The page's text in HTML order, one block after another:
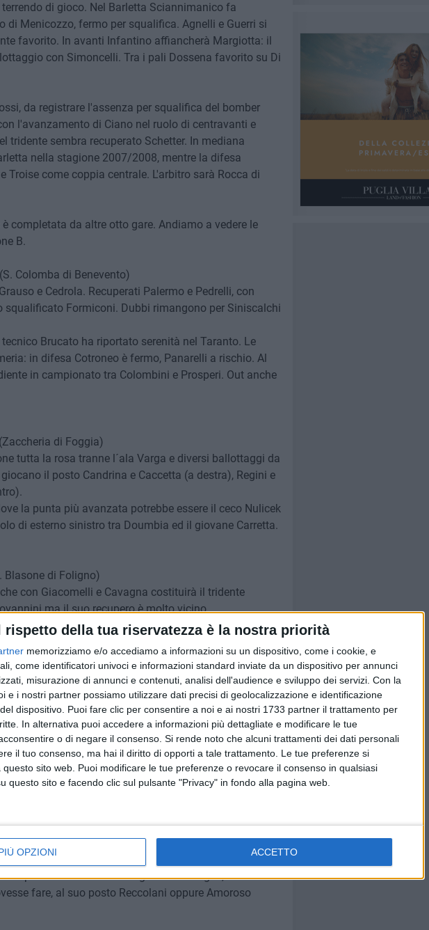
rispetto della tua riservatezza è la nostra priorità
memorizziamo e/o accediamo a informazioni su un dispositivo, come i cookie, e
come identificatori univoci e informazioni standard inviate da un dispositivo per annunci
misurazione di annunci e contenuti, analisi dell'audience e sviluppo dei servizi. Con la
e i nostri partner possiamo utilizzare dati precisi di geolocalizzazione e identificazione
dispositivo. Puoi fare clic per consentire a noi e ai nostri 1733 partner il trattamento per
In alternativa puoi accedere a informazioni più dettagliate e modificare le tue
o di negare il consenso. Si rende noto che alcuni trattamenti dei dati personali
il tuo consenso, ma hai il diritto di opporti a tale trattamento. Le tue preferenze si
sito web. Puoi modificare le tue preferenze o revocare il consenso in qualsiasi
questo sito e facendo clic sul pulsante "Privacy" in fondo alla pagina web.
OPZIONI ACCETTO
di gioco. Nel Barletta Sciannimanico fa
Menicozzo, fermo per squalifica. Agnelli e Guerri si
favorito. In avanti Infantino affiancherà Margiotta: il
con Simoncelli. Tra i pali Dossena favorito su Di
da registrare l'assenza per squalifica del bomber
l'avanzamento di Ciano nel ruolo di centravanti e
tridente sembra recuperato Schetter. In mediana
nella stagione 2007/2008, mentre la difesa
Troise come coppia centrale. L'arbitro sarà Rocca di
completata da altre otto gare. Andiamo a vedere le
B.
Colomba di Benevento)
e Cedrola. Recuperati Palermo e Pedrelli, con
Formiconi. Dubbi rimangono per Siniscalchi
Brucato ha riportato serenità nel Taranto. Le
in difesa Cotroneo è fermo, Panarelli a rischio. Al
in campionato tra Colombini e Prosperi. Out anche
di Foggia)
tutta la rosa tranne l´ala Varga e diversi ballottaggi da
il posto Candrina e Caccetta (a destra), Regini e
la punta più avanzata potrebbe essere il ceco Nulicek
di esterno sinistro tra Doumbia ed il giovane Carretta.
Blasone di Foligno)
con Giacomelli e Cavagna costituirà il tridente
ma il suo recupero è molto vicino.
Capocchiano e Arigò. Nulla da fare, invece, per
di Castellammare di Stabia)
la formazione che ha battuto il Viareggio. In forse
reduce da tre vittorie consecutive: il recuperato
Out il solo Cruciani.
Elisa di Lucca)
quattro sconfitte. In attacco torna il bomber Marotta, a
ma manca lo squalificato Piccinni. Notevole
scontri tra i tifosi.
Carparelli. L'unico dubbio riguarda Passiglia, che accusa
fare, al suo posto Reccolani oppure Amoroso